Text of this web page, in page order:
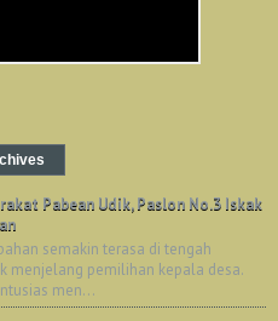
Pabean Udik, Paslon No.3 Iskak
semakin terasa di tengah
menjelang pemilihan kepala desa.
men...